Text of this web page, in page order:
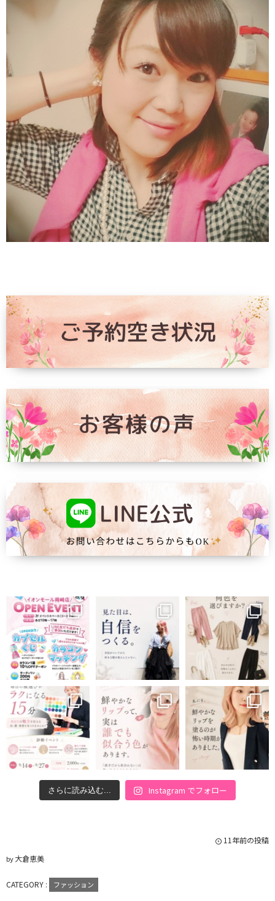
さらに読み込む... Instagram でフォロー
11年前の投稿
by大倉恵美
CATEGORY : ファッション